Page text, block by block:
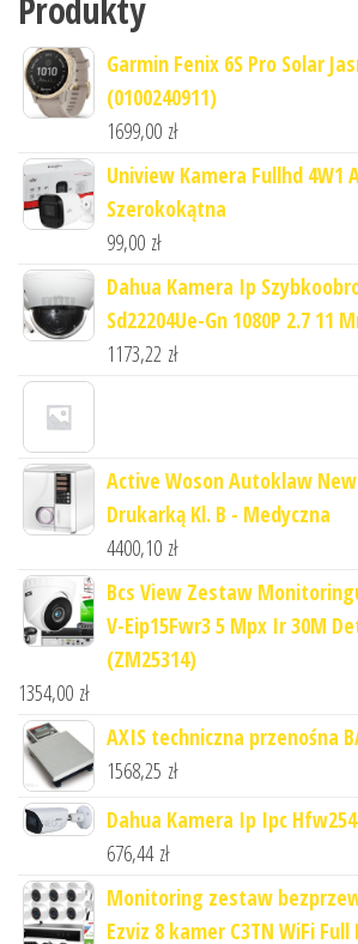
Garmin Fenix 6S Pro Solar
(0100240911)
1699,00 zł
Uniview Kamera Fullhd 4W1
Szerokokątna
99,00 zł
Dahua Kamera Ip
Sd22204Ue-Gn 1080P 2.7 11
1173,22 zł
Active Woson Autoklaw New
Drukarką Kl. B - Medyczna
4400,10 zł
Bcs View Zestaw
V-Eip15Fwr3 5 Mpx Ir 30M
(ZM25314)
1354,00 zł
AXIS techniczna przenośna
1568,25 zł
Dahua Kamera Ip Ipc
676,44 zł
Monitoring zestaw
Ezviz 8 kamer C3TN WiFi Full